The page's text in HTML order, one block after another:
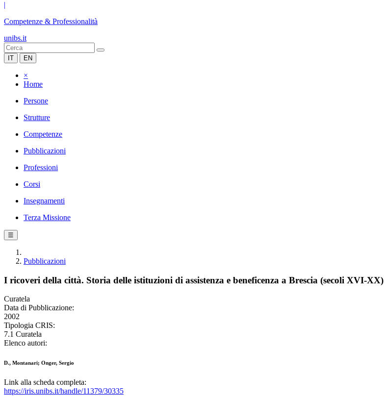
|
Competenze & Professionalità
unibs.it
IT EN
×
Home
Persone
Strutture
Competenze
Pubblicazioni
Professioni
Corsi
Insegnamenti
Terza Missione
☰
Pubblicazioni
I ricoveri della città. Storia delle istituzioni di assistenza e beneficenza a Brescia (secoli XVI-XX)
Curatela
Data di Pubblicazione:
2002
Tipologia CRIS:
7.1 Curatela
Elenco autori:
D., Montanari; Onger, Sergio
Link alla scheda completa:
https://iris.unibs.it/handle/11379/30335